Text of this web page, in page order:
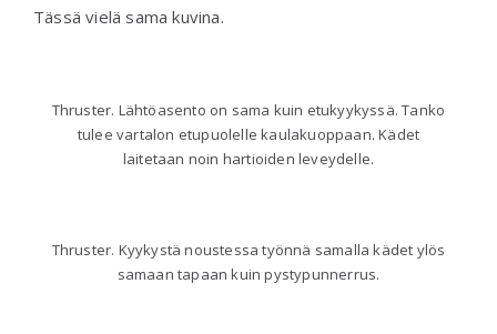
Tässä vielä sama kuvina.
Thruster. Lähtöasento on sama kuin etukyykyssä. Tanko
tulee vartalon etupuolelle kaulakuoppaan. Kädet
laitetaan noin hartioiden leveydelle.
Thruster. Kyykystä noustessa työnnä samalla kädet ylös
samaan tapaan kuin pystypunnerrus.